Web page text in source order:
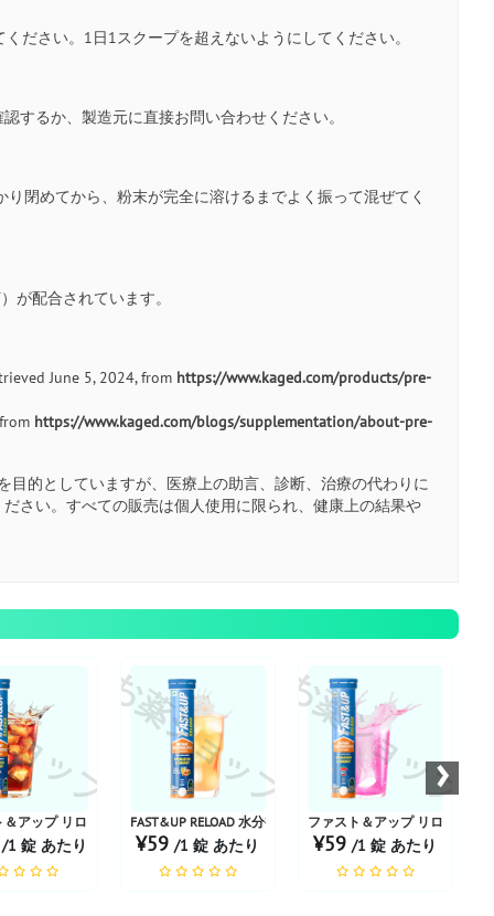
ださい。1日1スクープを超えないようにしてください。
するか、製造元に直接お問い合わせください。
閉めてから、粉末が完全に溶けるまでよく振って混ぜてく
が配合されています。
June 5, 2024, from https://www.kaged.com/products/pre-
https://www.kaged.com/blogs/supplementation/about-pre-
的としていますが、医療上の助言、診断、治療の代わりに
さい。すべての販売は個人使用に限られ、健康上の結果や
|オレンジ
ップ
＆アップ リロード インスタント電解質 + ビタ...
/1 錠 あたり
お薬ショップ
FAST&UP RELOAD 水分補給とエネルギー |ピーチアイスティ
¥59/1 錠 あたり
お薬ショップ
ファスト＆アップ リロード イ
¥59/1 錠 あたり
›